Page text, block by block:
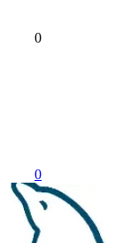
0
0